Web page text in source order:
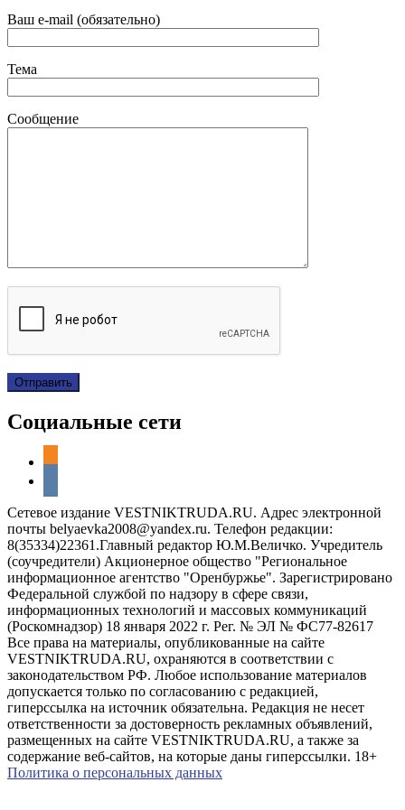
Ваш e-mail (обязательно)
Тема
Сообщение
Социальные сети
Сетевое издание VESTNIKTRUDA.RU. Адрес электронной
почты belyaevka2008@yandex.ru. Телефон редакции:
8(35334)22361.Главный редактор Ю.М.Величко. Учредитель
(соучредители) Акционерное общество "Региональное
информационное агентство "Оренбуржье". Зарегистрировано
Федеральной службой по надзору в сфере связи,
информационных технологий и массовых коммуникаций
(Роскомнадзор) 18 января 2022 г. Рег. № ЭЛ № ФС77-82617
Все права на материалы, опубликованные на сайте
VESTNIKTRUDA.RU, охраняются в соответствии с
законодательством РФ. Любое использование материалов
допускается только по согласованию с редакцией,
гиперссылка на источник обязательна. Редакция не несет
ответственности за достоверность рекламных объявлений,
размещенных на сайте VESTNIKTRUDA.RU, а также за
содержание веб-сайтов, на которые даны гиперссылки. 18+
Политика о персональных данных